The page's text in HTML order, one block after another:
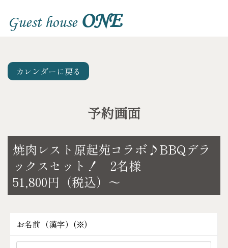
Guest house ONE
カレンダーに戻る
予約画面
焼肉レスト原起苑コラボ♪BBQデラ
ックスセット！ 2名様
51,800円（税込）～
お名前（漢字）(※)